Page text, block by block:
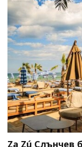
Za Zú Слънчев